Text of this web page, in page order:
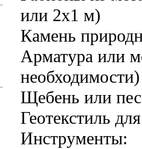
или 2х1 м)
Камень
Арматура или
необходимости)
Щебень или
Геотекстиль
Инструменты: